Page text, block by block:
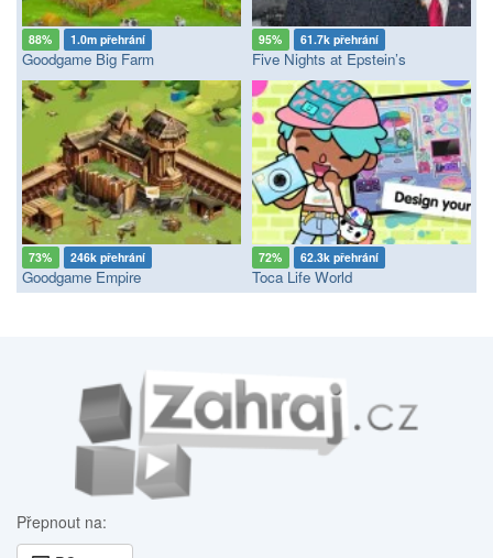
88% 1.0m přehrání
Goodgame Big Farm
95% 61.7k přehrání
Five Nights at Epstein’s
73% 246k přehrání
Goodgame Empire
72% 62.3k přehrání
Toca Life World
Přepnout na: